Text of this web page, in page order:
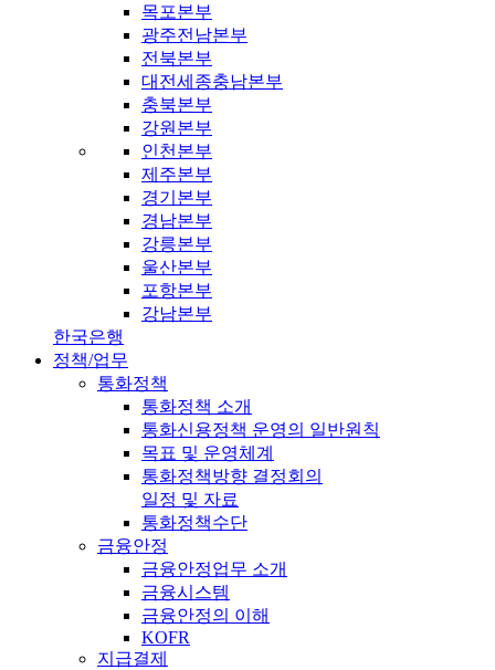
목포본부
광주전남본부
전북본부
대전세종충남본부
충북본부
강원본부
인천본부
제주본부
경기본부
경남본부
강릉본부
울산본부
포항본부
강남본부
한국은행
정책/업무
통화정책
통화정책 소개
통화신용정책 운영의 일반원칙
목표 및 운영체계
통화정책방향 결정회의
일정 및 자료
통화정책수단
금융안정
금융안정업무 소개
금융시스템
금융안정의 이해
KOFR
지급결제